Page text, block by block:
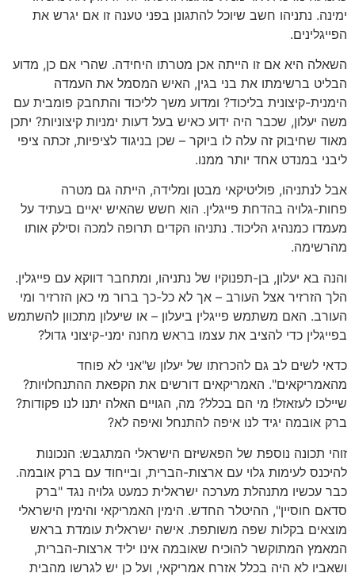
ימינה. נתניהו חשב שיוכל להתגונן בפני טענה זו אם יגרש את
הפייגלינים.
השאלה היא אם זו הייתה אכן מטרתו היחידה. שהרי אם כן, מדוע
הבליט ברשימתו את בני בגין, האיש המסמל את העמדה
הימנית-קיצונית בליכוד? ומדוע משך לליכוד והתחבק פומבית עם
משה יעלון, שכבר היה ידוע כאיש בעל דעות ימניות קיצוניות? יתכן
מאוד שחיבוק זה עלה לו ביוקר – שכן בניגוד לציפיות, זכתה ציפי
ליבני במנדט אחד יותר ממנו.
אבל לנתניהו, פוליטיקאי מבטן ומלידה, הייתה גם מטרה
פחות-גלויה בהדחת פייגלין. הוא חשש שהאיש יאיים בעתיד על
מעמדו כמנהיג הליכוד. נתניהו הקדים תרופה למכה וסילק אותו
מהרשימה.
והנה בא יעלון, בן-תפנוקיו של נתניהו, ומתחבר דווקא עם פייגלין.
הלך הזרזיר אצל העורב – אך לא כל-כך ברור מי כאן הזרזיר ומי
העורב. האם משתמש פייגלין ביעלון – או שיעלון מתכוון להשתמש
בפייגלין כדי להציב את עצמו בראש מחנה ימני-קיצוני גדול?
כדאי לשים לב גם להכרזתו של יעלון ש"אני לא פוחד
מהאמריקאים". האמריקאים דורשים את הקפאת ההתנחלויות?
שיילכו לעזאזל! מי הם בכלל? מה, הגויים האלה יתנו לנו פקודות?
ברק אובמה יגיד לנו איפה להתנחל ואיפה לא?
זוהי תכונה נוספת של הפאשיזם הישראלי המתגבש: הנכונות
להיכנס לעימות גלוי עם ארצות-הברית, ובייחוד עם ברק אובמה.
כבר עכשיו מתנהלת מערכה ישראלית כמעט גלויה נגד "ברק
סדאם חוסיין", ההיטלר החדש. הימין האמריקאי והימין הישראלי
מוצאים בקלות שפה משותפת. אישה ישראלית עומדת בראש
המאמץ המתוקשר להוכיח שאובמה אינו יליד ארצות-הברית,
ושאביו לא היה בכלל אזרח אמריקאי, ועל כן יש לגרשו מהבית